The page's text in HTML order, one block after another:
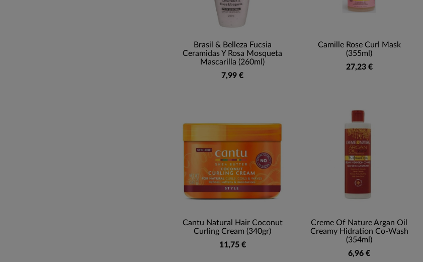
Brasil & Belleza Fucsia
Ceramidas Y Rosa Mosqueta
Mascarilla (260ml)
7,99 €
Camille Rose Curl Mask
(355ml)
27,23 €
Cantu Natural Hair Coconut
Curling Cream (340gr)
11,75 €
Creme Of Nature Argan Oil
Creamy Hidration Co-Wash
(354ml)
6,96 €